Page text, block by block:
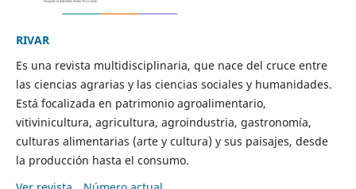
RIVAR
Es una revista multidisciplinaria, que nace del cruce entre
las ciencias agrarias y las ciencias sociales y humanidades.
Está focalizada en patrimonio agroalimentario,
vitivinicultura, agricultura, agroindustria, gastronomía,
culturas alimentarias (arte y cultura) y sus paisajes, desde
la producción hasta el consumo.